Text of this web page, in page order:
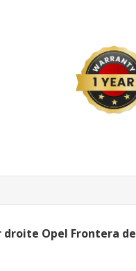
droite Opel Frontera de